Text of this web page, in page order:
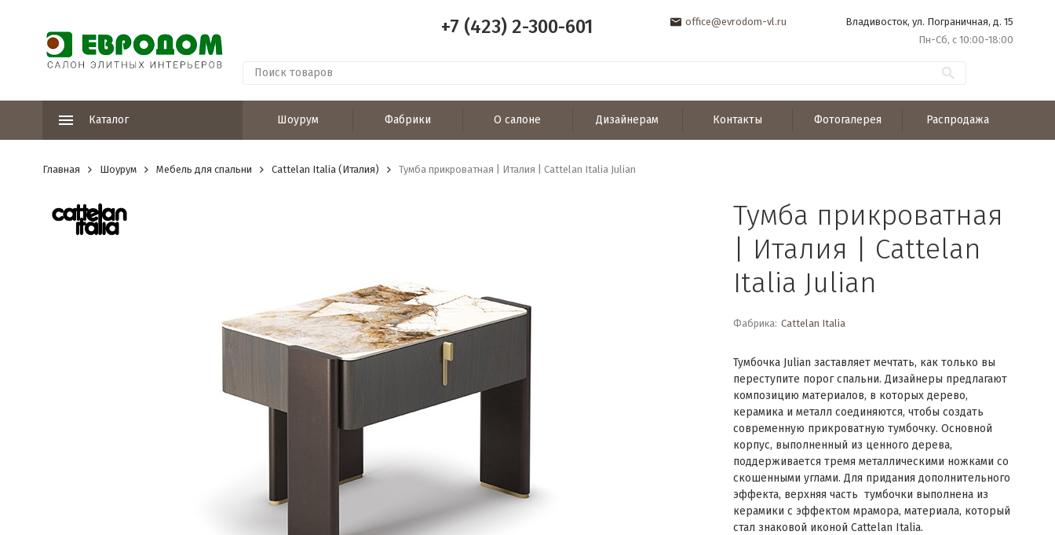
+7 (423) 2-300-601 office@evrodom-vl.ru
Владивосток, ул. Пограничная, д. 15
Пн-Сб, с 10:00-18:00
Каталог Шоурум Фабрики О салоне Дизайнерам Контакты Фотогалерея Распродажа
Главная Шоурум Мебель для спальни Cattelan Italia (Италия) Тумба прикроватная | Италия | Cattelan Italia Julian
Тумба прикроватная
| Италия | Cattelan
Italia Julian
Фабрика: Cattelan Italia
Тумбочка Julian заставляет мечтать, как только вы
переступите порог спальни. Дизайнеры предлагают
композицию материалов, в которых дерево,
керамика и металл соединяются, чтобы создать
современную прикроватную тумбочку. Основной
корпус, выполненный из ценного дерева,
поддерживается тремя металлическими ножками со
скошенными углами. Для придания дополнительного
эффекта, верхняя часть тумбочки выполнена из
керамики с эффектом мрамора, материала, который
стал знаковой иконой Cattelan Italia.